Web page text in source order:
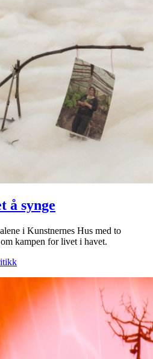
å synge
i Kunstnernes Hus med to
kampen for livet i havet.